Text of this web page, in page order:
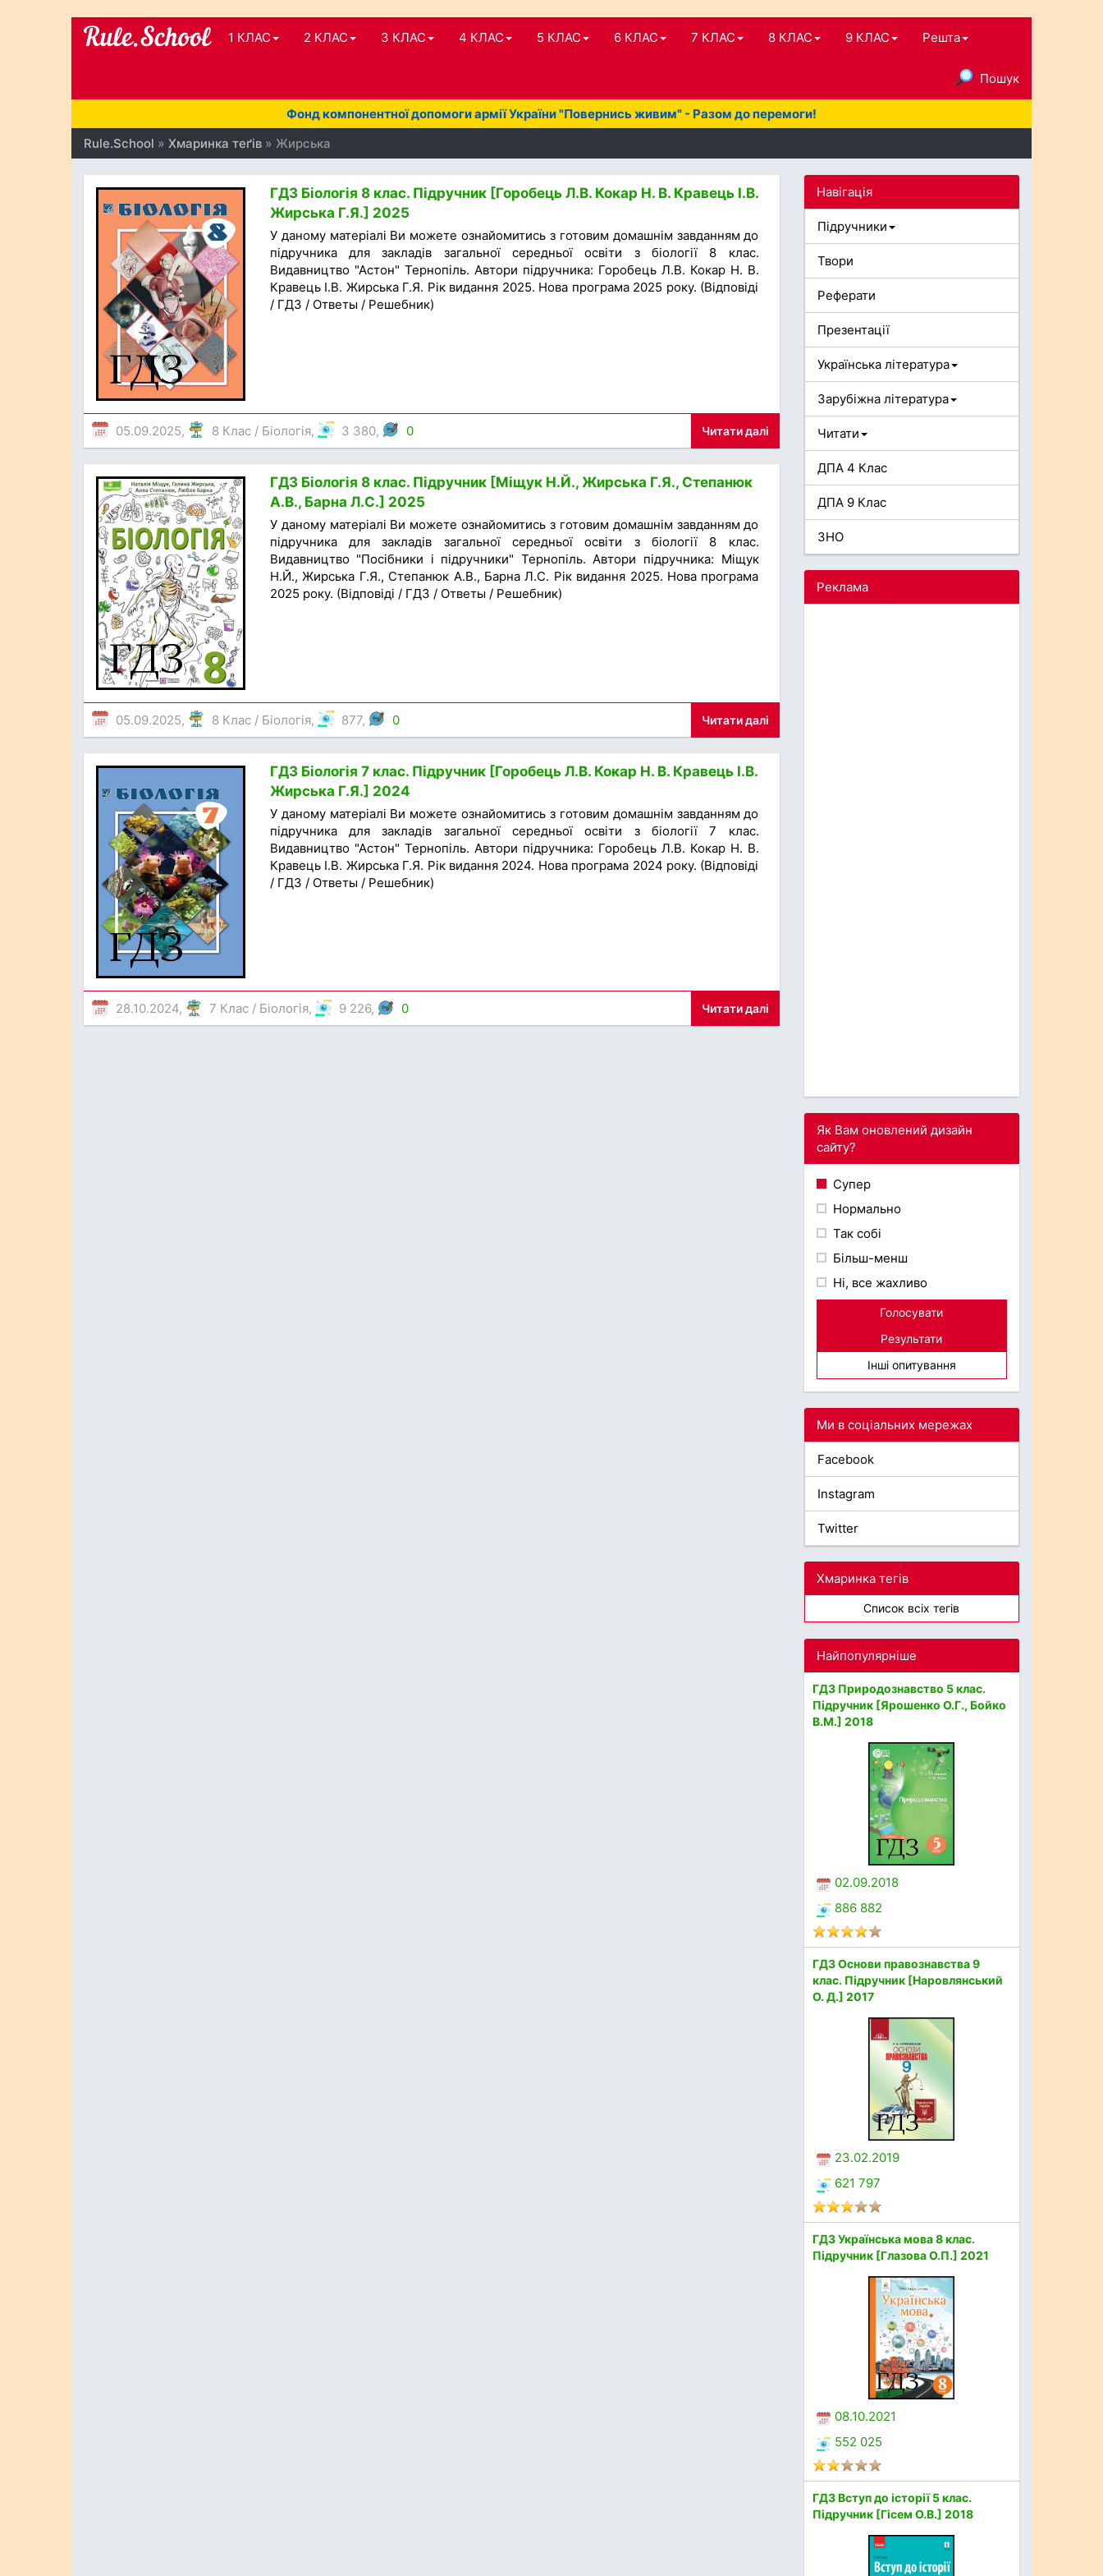
1 КЛАС 2 КЛАС 3 КЛАС 4 КЛАС 5 КЛАС 6 КЛАС 7 КЛАС 8 КЛАС 9 КЛАС Решта
Пошук
Фонд компонентної допомоги армії України "Повернись живим" - Разом до перемоги!
Rule.School » Хмаринка теґів » Жирська
ГДЗ Біологія 8 клас. Підручник [Горобець Л.В. Кокар Н. В. Кравець І.В.
Жирська Г.Я.] 2025
У даному матеріалі Ви можете ознайомитись з готовим домашнім завданням до
підручника для закладів загальної середньої освіти з біології 8 клас.
Видавництво "Астон" Тернопіль. Автори підручника: Горобець Л.В. Кокар Н. В.
Кравець І.В. Жирська Г.Я. Рік видання 2025. Нова програма 2025 року. (Відповіді
/ ГДЗ / Ответы / Решебник)
05.09.2025, 8 Клас / Біологія, 3 380, 0 Читати далі
ГДЗ Біологія 8 клас. Підручник [Міщук Н.Й., Жирська Г.Я., Степанюк
А.В., Барна Л.С.] 2025
У даному матеріалі Ви можете ознайомитись з готовим домашнім завданням до
підручника для закладів загальної середньої освіти з біології 8 клас.
Видавництво "Посібники і підручники" Тернопіль. Автори підручника: Міщук
Н.Й., Жирська Г.Я., Степанюк А.В., Барна Л.С. Рік видання 2025. Нова програма
2025 року. (Відповіді / ГДЗ / Ответы / Решебник)
05.09.2025, 8 Клас / Біологія, 877, 0 Читати далі
ГДЗ Біологія 7 клас. Підручник [Горобець Л.В. Кокар Н. В. Кравець І.В.
Жирська Г.Я.] 2024
У даному матеріалі Ви можете ознайомитись з готовим домашнім завданням до
підручника для закладів загальної середньої освіти з біології 7 клас.
Видавництво "Астон" Тернопіль. Автори підручника: Горобець Л.В. Кокар Н. В.
Кравець І.В. Жирська Г.Я. Рік видання 2024. Нова програма 2024 року. (Відповіді
/ ГДЗ / Ответы / Решебник)
28.10.2024, 7 Клас / Біологія, 9 226, 0 Читати далі
Навігація
Підручники
Твори
Реферати
Презентації
Українська література
Зарубіжна література
Читати
ДПА 4 Клас
ДПА 9 Клас
ЗНО
Реклама
Як Вам оновлений дизайн
сайту?
Супер
Нормально
Так собі
Більш-менш
Ні, все жахливо
Голосувати
Результати
Інші опитування
Ми в соціальних мережах
Facebook
Instagram
Twitter
Хмаринка тегів
Список всіх тегів
Найпопулярніше
ГДЗ Природознавство 5 клас.
Підручник [Ярошенко О.Г., Бойко
В.М.] 2018
02.09.2018
886 882
ГДЗ Основи правознавства 9
клас. Підручник [Наровлянський
О. Д.] 2017
23.02.2019
621 797
ГДЗ Українська мова 8 клас.
Підручник [Глазова О.П.] 2021
08.10.2021
552 025
ГДЗ Вступ до історії 5 клас.
Підручник [Гісем О.В.] 2018